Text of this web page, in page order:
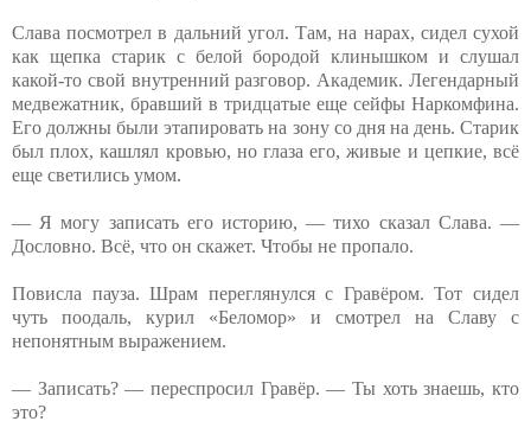
Слава посмотрел в дальний угол. Там, на нарах, сидел сухой
как щепка старик с белой бородой клинышком и слушал
какой-то свой внутренний разговор. Академик. Легендарный
медвежатник, бравший в тридцатые еще сейфы Наркомфина.
Его должны были этапировать на зону со дня на день. Старик
был плох, кашлял кровью, но глаза его, живые и цепкие, всё
еще светились умом.
— Я могу записать его историю, — тихо сказал Слава. —
Дословно. Всё, что он скажет. Чтобы не пропало.
Повисла пауза. Шрам переглянулся с Гравёром. Тот сидел
чуть поодаль, курил «Беломор» и смотрел на Славу с
непонятным выражением.
— Записать? — переспросил Гравёр. — Ты хоть знаешь, кто
это?